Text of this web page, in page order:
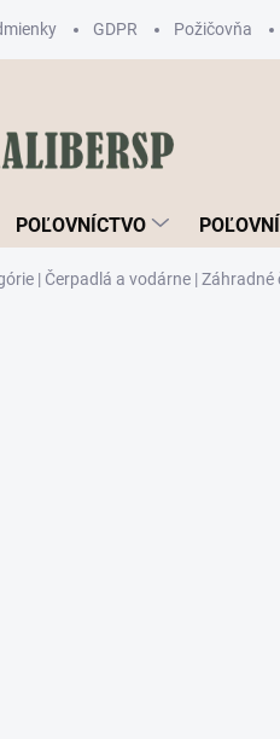
GDPR Požičovňa
POĽOVNÍCTVO
| Čerpadlá a vodárne | Záhradné